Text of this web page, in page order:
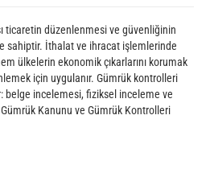
ticaretin düzenlenmesi ve güvenliğinin
sahiptir. İthalat ve ihracat işlemlerinde
ülkelerin ekonomik çıkarlarını korumak
için uygulanır. Gümrük kontrolleri
belge incelemesi, fiziksel inceleme ve
Kanunu ve Gümrük Kontrolleri